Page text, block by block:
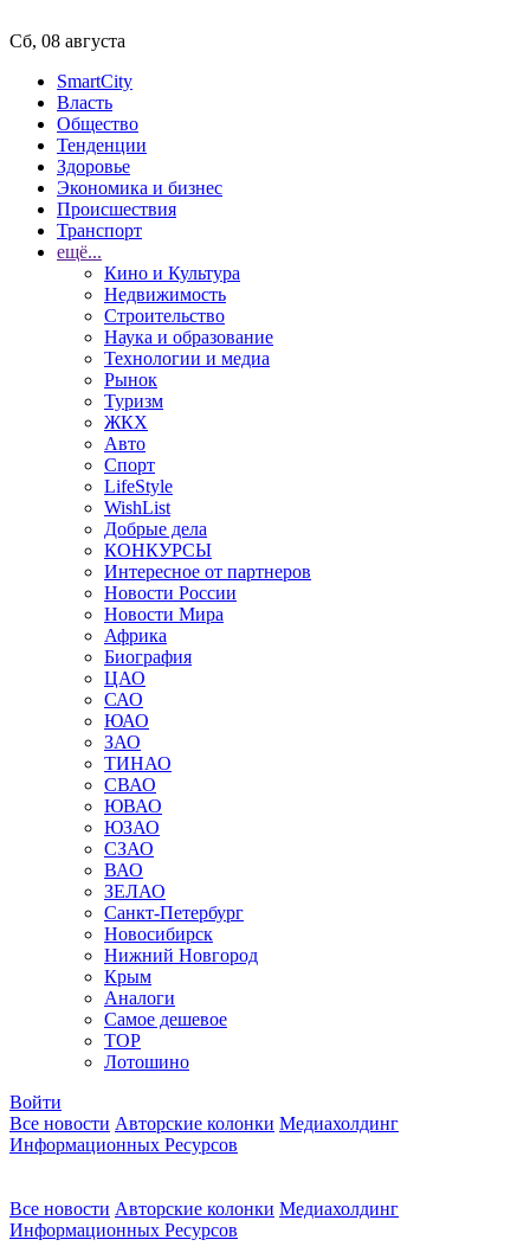
Сб, 08 августа
SmartCity
Власть
Общество
Тенденции
Здоровье
Экономика и бизнес
Происшествия
Транспорт
ещё...
Кино и Культура
Недвижимость
Строительство
Наука и образование
Технологии и медиа
Рынок
Туризм
ЖКХ
Авто
Спорт
LifeStyle
WishList
Добрые дела
КОНКУРСЫ
Интересное от партнеров
Новости России
Новости Мира
Африка
Биография
ЦАО
САО
ЮАО
ЗАО
ТИНАО
СВАО
ЮВАО
ЮЗАО
СЗАО
ВАО
ЗЕЛАО
Санкт-Петербург
Новосибирск
Нижний Новгород
Крым
Аналоги
Самое дешевое
TOP
Лотошино
Войти
Все новости Авторские колонки Медиахолдинг
Информационных Ресурсов
Все новости Авторские колонки Медиахолдинг
Информационных Ресурсов